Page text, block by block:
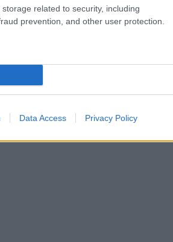
related to security, including
prevention, and other user protection.
Data Access Privacy Policy